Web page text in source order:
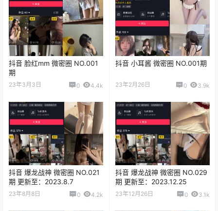
抖音 脸红mm 微密圈 NO.001
期
23年3月3日 0 4.4k
抖音 小耳酱 微密圈 NO.001期
23年2月26日 0 3.9k
抖音 爆龙战神 微密圈 NO.021
期 更新至：2023.8.7
23年8月8日 0 4.2k
抖音 爆龙战神 微密圈 NO.029
期 更新至：2023.12.25
23年12月26日 0 3.1k